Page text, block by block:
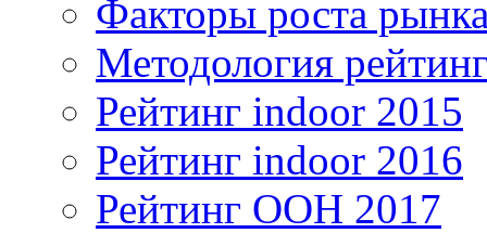
Факторы роста
Методология
Рейтинг indoor 2015
Рейтинг indoor 2016
Рейтинг OOH 2017